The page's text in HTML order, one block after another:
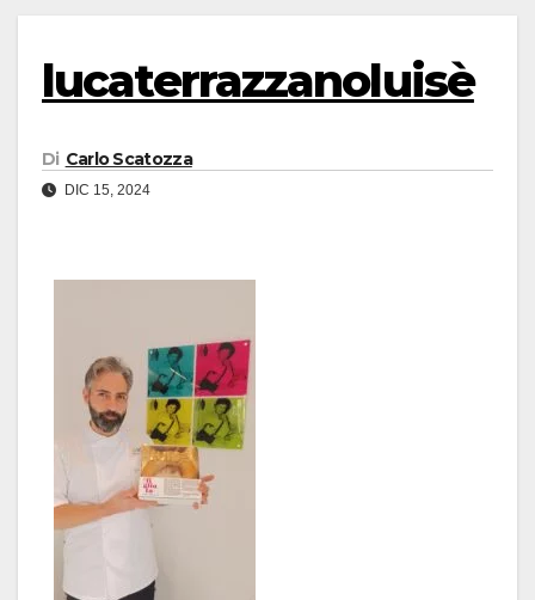
lucaterrazzanoluisè
Di Carlo Scatozza
DIC 15, 2024